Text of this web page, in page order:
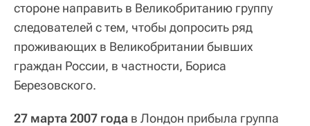
стороне направить в Великобританию группу
следователей с тем, чтобы допросить ряд
проживающих в Великобритании бывших
граждан России, в частности, Бориса
Березовского.
27 марта 2007 года в Лондон прибыла группа